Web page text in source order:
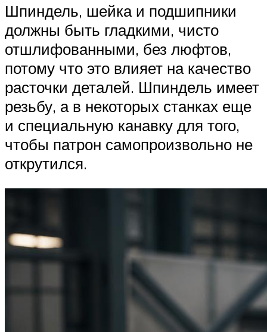
Шпиндель, шейка и подшипники
должны быть гладкими, чисто
отшлифованными, без люфтов,
потому что это влияет на качество
расточки деталей. Шпиндель имеет
резьбу, а в некоторых станках еще
и специальную канавку для того,
чтобы патрон самопроизвольно не
открутился.